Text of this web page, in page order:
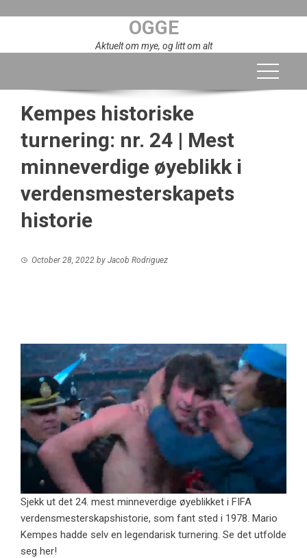
OGGE
Aktuelt om mye, og litt om alt
Kempes historiske
turnering: nr. 24 | Mest
minneverdige øyeblikk i
verdensmesterskapets
historie
October 28, 2022 by Jacob Rodriguez
Sjekk ut det 24. mest minneverdige øyeblikket i FIFA
verdensmesterskapshistorie, som fant sted i 1978. Mario
Kempes hadde selv en legendarisk turnering. Se det utfolde
seg her!